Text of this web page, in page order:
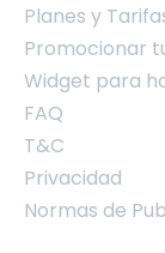
Planes y
Promocionar
Widget para
FAQ
T&C
Privacidad
Normas de